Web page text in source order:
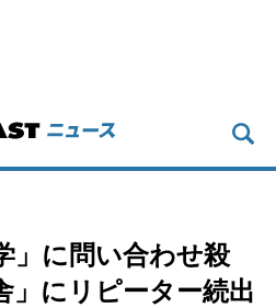
」に問い合わせ殺
にリピーター続出